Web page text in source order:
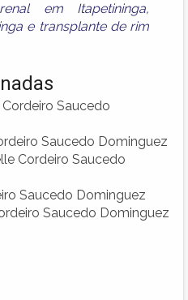
em Itapetininga,
e transplante de rim
Saucedo
Saucedo Dominguez
Cordeiro Saucedo
Saucedo Dominguez
Saucedo Dominguez